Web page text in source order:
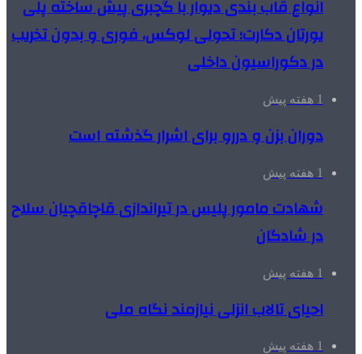
انواع قاب بندی دیوار با گچبری پیش ساخته پلی
یورتان دکارت؛ تحولی لوکس، فوری و بدون تخریب
در دکوراسیون داخلی
1 هفته پیش
دوران بزن و دررو برای اشرار گذشته است
1 هفته پیش
شهادت مامور پلیس در تیراندازی قاچاقچیان سلاح
در شادگان
1 هفته پیش
احیای تالاب انزلی نیازمند نگاه ملی
1 هفته پیش